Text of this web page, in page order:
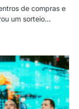
de compras e
um sorteio…